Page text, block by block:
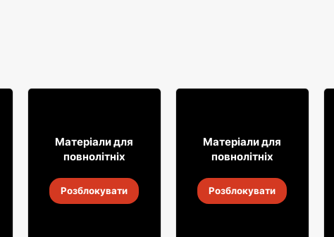
799
Випий Captain Morgan
18 серп. 2026
Матеріали для
повнолітніх
Розблокувати
3199
Алкогольні напої Soplica
18 серп. 2026
Матеріали для
повнолітніх
Розблокувати